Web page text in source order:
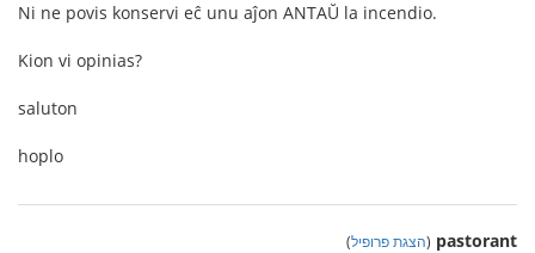
Ni ne povis konservi eĉ unu aĵon ANTAŬ la incendio.
Kion vi opinias?
saluton
hoplo
pastorant
(הצגת פרופיל)